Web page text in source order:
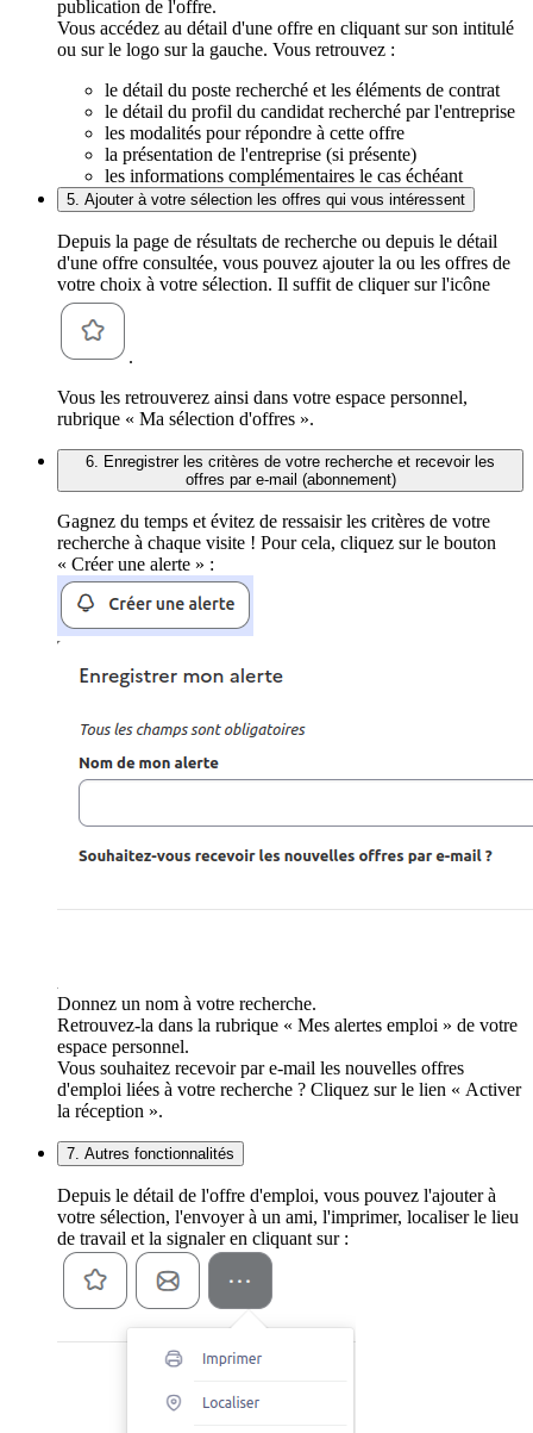
publication de l'offre.
Vous accédez au détail d'une offre en cliquant sur son intitulé
ou sur le logo sur la gauche. Vous retrouvez :
le détail du poste recherché et les éléments de contrat
le détail du profil du candidat recherché par l'entreprise
les modalités pour répondre à cette offre
la présentation de l'entreprise (si présente)
les informations complémentaires le cas échéant
5. Ajouter à votre sélection les offres qui vous intéressent
Depuis la page de résultats de recherche ou depuis le détail
d'une offre consultée, vous pouvez ajouter la ou les offres de
votre choix à votre sélection. Il suffit de cliquer sur l'icône
.
Vous les retrouverez ainsi dans votre espace personnel,
rubrique « Ma sélection d'offres ».
6. Enregistrer les critères de votre recherche et recevoir les
offres par e-mail (abonnement)
Gagnez du temps et évitez de ressaisir les critères de votre
recherche à chaque visite ! Pour cela, cliquez sur le bouton
« Créer une alerte » :
Donnez un nom à votre recherche.
Retrouvez-la dans la rubrique « Mes alertes emploi » de votre
espace personnel.
Vous souhaitez recevoir par e-mail les nouvelles offres
d'emploi liées à votre recherche ? Cliquez sur le lien « Activer
la réception ».
7. Autres fonctionnalités
Depuis le détail de l'offre d'emploi, vous pouvez l'ajouter à
votre sélection, l'envoyer à un ami, l'imprimer, localiser le lieu
de travail et la signaler en cliquant sur :